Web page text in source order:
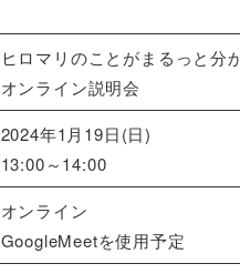
ヒロマリのことがまるっと分
オンライン説明会
2024年1月19日(日)
13:00～14:00
オンライン
GoogleMeetを使用予定